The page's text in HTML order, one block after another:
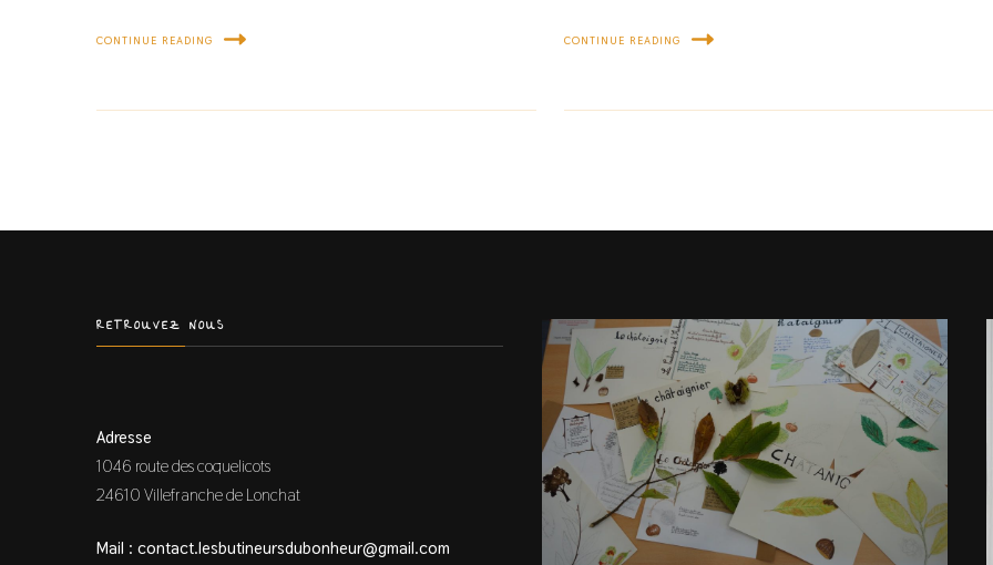
CONTINUE READING CONTINUE READING
RETROUVEZ NOUS
Adresse
1046 route des coquelicots
24610 Villefranche de Lonchat
Mail : contact.lesbutineursdubonheur@gmail.com